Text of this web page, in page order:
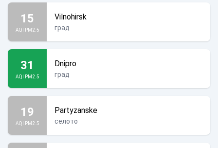
15
AQI PM2.5
Vilnohirsk
град
31
AQI PM2.5
Dnipro
град
19
AQI PM2.5
Partyzanske
селото